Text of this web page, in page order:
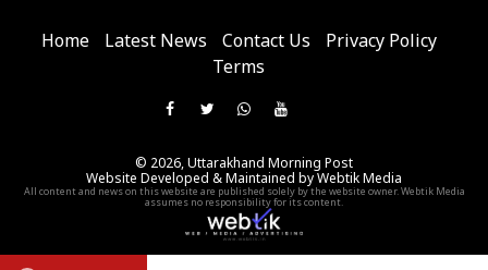
Home Latest News Contact Us
Privacy Policy
Terms
Like
On
Facebook
Follow
On
Twitter
Join
WhatsApp
Group
Subscribe
YouTube
Channel
on
Telegram
© 2026,Uttarakhand Morning Post
Website Developed & Maintained by Webtik Media
All content and news on this website are published solely by the website owner. Webtik Media
assumes no responsibility for its content.